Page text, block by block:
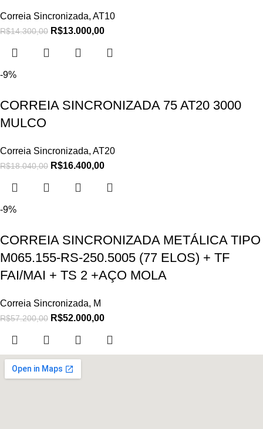
Correia Sincronizada, AT10
R$14.300,00 R$13.000,00
-9%
CORREIA SINCRONIZADA 75 AT20 3000
MULCO
Correia Sincronizada, AT20
R$18.040,00 R$16.400,00
-9%
CORREIA SINCRONIZADA METÁLICA TIPO
M065.155-RS-250.5005 (77 ELOS) + TF
FAI/MAI + TS 2 +AÇO MOLA
Correia Sincronizada, M
R$57.200,00 R$52.000,00